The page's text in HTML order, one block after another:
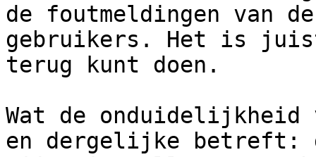
de foutmeldingen van
gebruikers. Het is
terug kunt doen.
Wat de onduidelijkheid
en dergelijke